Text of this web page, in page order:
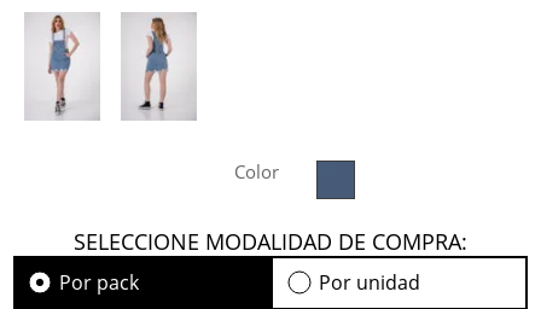
Color
SELECCIONE MODALIDAD DE COMPRA:
Por pack Por unidad